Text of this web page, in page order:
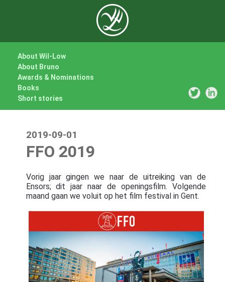
About Wil-Low
About Bruno
Awards & Nominations
Books
Short stories
2019-09-01
FFO 2019
Vorig jaar gingen we naar de uitreiking van de
Ensors; dit jaar naar de openingsfilm. Volgende
maand gaan we voluit op het film festival in Gent.